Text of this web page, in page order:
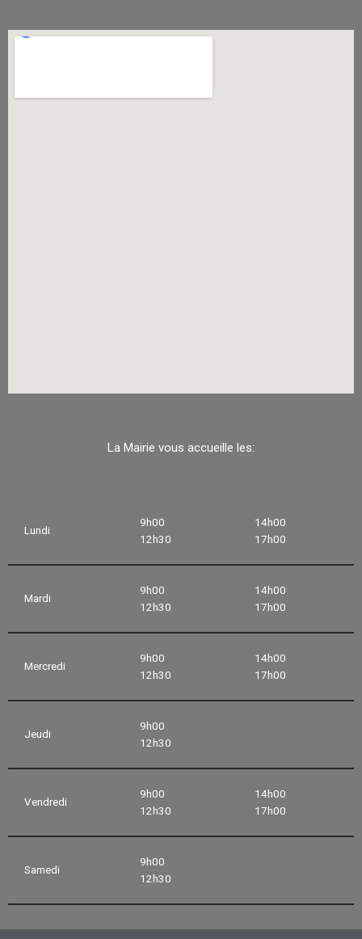
La Mairie vous accueille les:
Lundi
9h00
12h30
14h00
17h00
Mardi
9h00
12h30
14h00
17h00
Mercredi
9h00
12h30
14h00
17h00
Jeudi
9h00
12h30
Vendredi
9h00
12h30
14h00
17h00
Samedi
9h00
12h30